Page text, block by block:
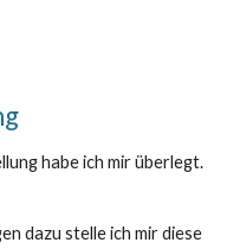
habe ich mir überlegt.
dazu stelle ich mir diese